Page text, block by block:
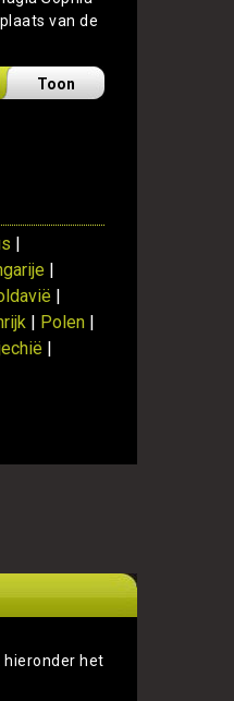
van de
Toon
Polen
hieronder het